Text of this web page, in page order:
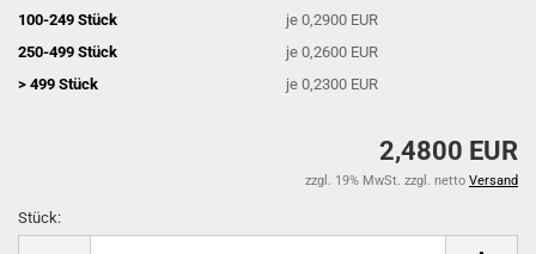
100-249 Stück
je 0,2900 EUR
250-499 Stück
je 0,2600 EUR
> 499 Stück
je 0,2300 EUR
2,4800 EUR
zzgl. 19% MwSt. zzgl. netto Versand
Stück: